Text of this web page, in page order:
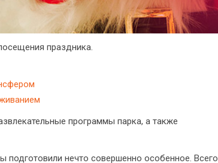
праздника.
программы парка, а также
подготовили нечто совершенно особенное. Всего